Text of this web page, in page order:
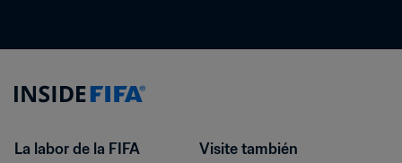
La labor de la FIFA
Visite también